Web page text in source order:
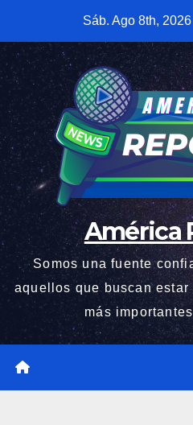
contenido
Sáb. Ago 8th, 2026
América
Somos una fuente
aquellos que buscan
más